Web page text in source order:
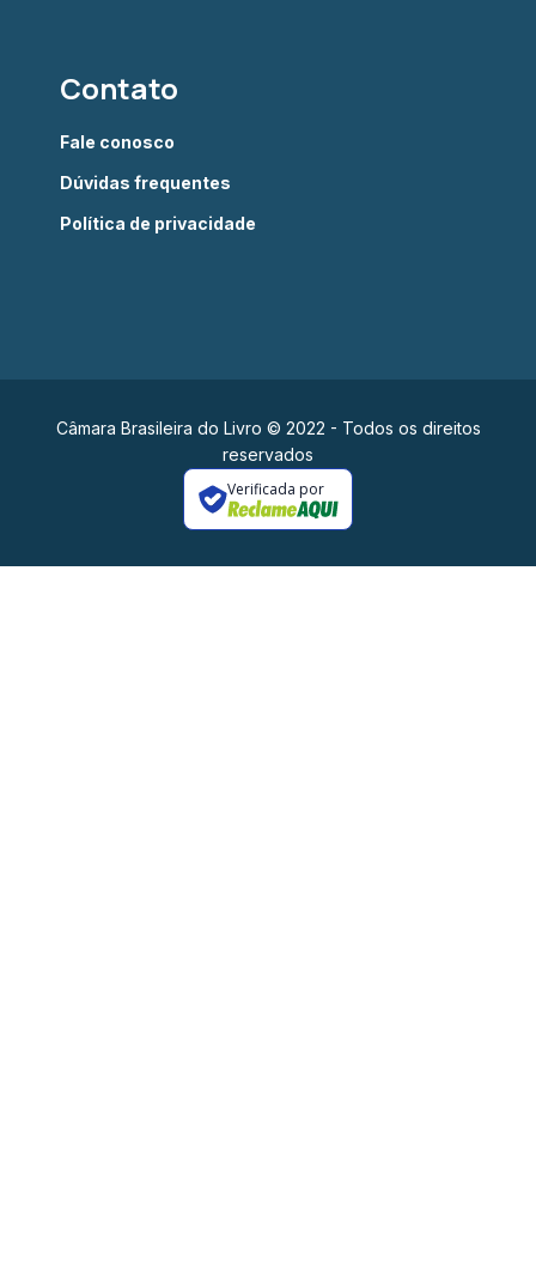
Contato
Fale conosco
Dúvidas frequentes
Política de privacidade
Câmara Brasileira do Livro © 2022 - Todos os direitos
reservados
Verificada por